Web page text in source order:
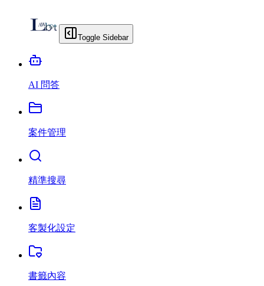
Toggle Sidebar
AI 問答
案件管理
精準搜尋
客製化設定
書籤內容